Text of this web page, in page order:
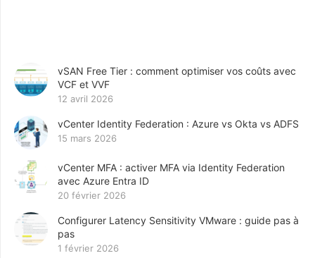
vSAN Free Tier : comment optimiser vos coûts avec
VCF et VVF
12 avril 2026
vCenter Identity Federation : Azure vs Okta vs ADFS
15 mars 2026
vCenter MFA : activer MFA via Identity Federation
avec Azure Entra ID
20 février 2026
Configurer Latency Sensitivity VMware : guide pas à
pas
1 février 2026